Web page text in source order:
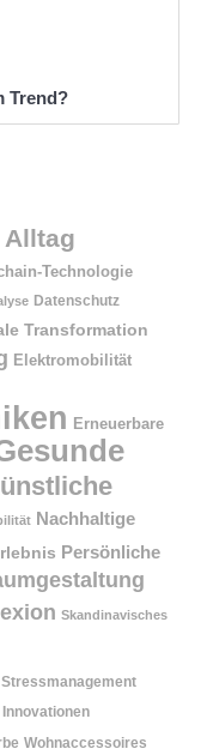
Trend?
Technologie
Datenschutz
Transformation
Elektromobilität
Erneuerbare
Nachhaltige
Persönliche
Skandinavisches
Stressmanagement
Wohnaccessoires